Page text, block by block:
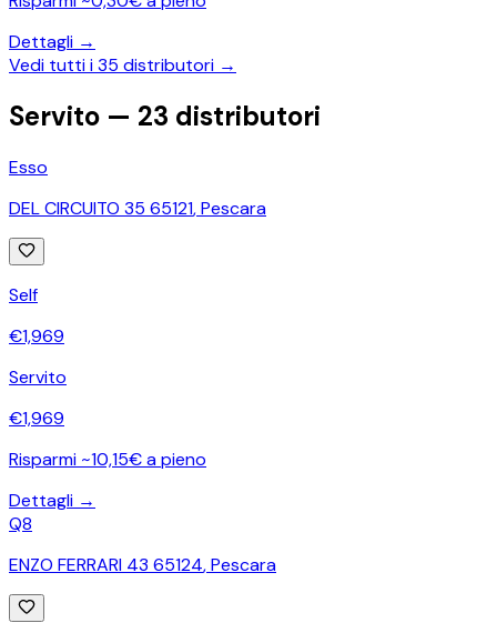
Dettagli →
Vedi tutti i35 distributori →
Servito — 23 distributori
Esso
DEL CIRCUITO 35 65121,Pescara
Self
€1,969
Servito
€1,969
Risparmi ~10,15€ a pieno
Dettagli →
Q8
ENZO FERRARI 43 65124,Pescara